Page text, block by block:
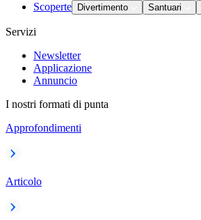
Scoperte Divertimento Santuari
Servizi
Newsletter
Applicazione
Annuncio
I nostri formati di punta
Approfondimenti
Articolo